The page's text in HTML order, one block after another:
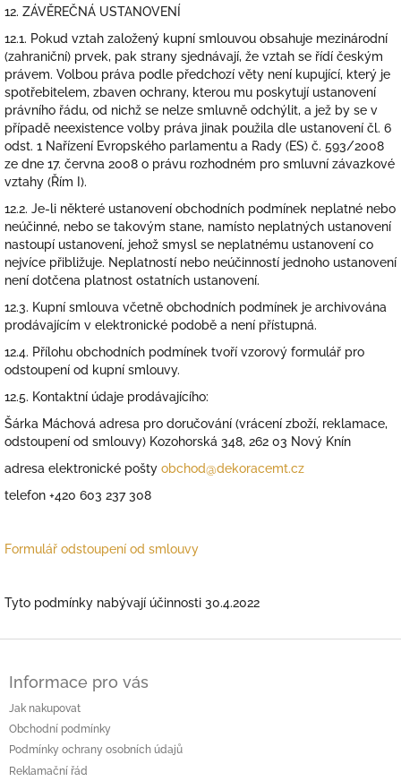
12. ZÁVĚREČNÁ USTANOVENÍ
12.1. Pokud vztah založený kupní smlouvou obsahuje mezinárodní
(zahraniční) prvek, pak strany sjednávají, že vztah se řídí českým
právem. Volbou práva podle předchozí věty není kupující, který je
spotřebitelem, zbaven ochrany, kterou mu poskytují ustanovení
právního řádu, od nichž se nelze smluvně odchýlit, a jež by se v
případě neexistence volby práva jinak použila dle ustanovení čl. 6
odst. 1 Nařízení Evropského parlamentu a Rady (ES) č. 593/2008
ze dne 17. června 2008 o právu rozhodném pro smluvní závazkové
vztahy (Řím I).
12.2. Je-li některé ustanovení obchodních podmínek neplatné nebo
neúčinné, nebo se takovým stane, namísto neplatných ustanovení
nastoupí ustanovení, jehož smysl se neplatnému ustanovení co
nejvíce přibližuje. Neplatností nebo neúčinností jednoho ustanovení
není dotčena platnost ostatních ustanovení.
12.3. Kupní smlouva včetně obchodních podmínek je archivována
prodávajícím v elektronické podobě a není přístupná.
12.4. Přílohu obchodních podmínek tvoří vzorový formulář pro
odstoupení od kupní smlouvy.
12.5. Kontaktní údaje prodávajícího:
Šárka Máchová adresa pro doručování (vrácení zboží, reklamace,
odstoupení od smlouvy) Kozohorská 348, 262 03 Nový Knín
adresa elektronické pošty obchod@dekoracemt.cz
telefon +420 603 237 308
Formulář odstoupení od smlouvy
Tyto podmínky nabývají účinnosti 30.4.2022
Informace pro vás
Jak nakupovat
Obchodní podmínky
Podmínky ochrany osobních údajů
Reklamační řád